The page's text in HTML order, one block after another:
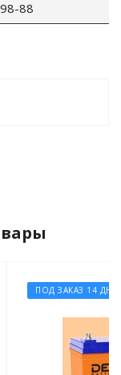
88
ПОД ЗАКАЗ 14